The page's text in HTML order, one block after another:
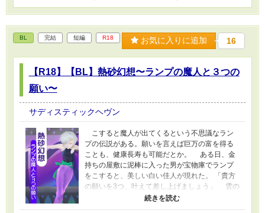
BL 完結 短編 R18 お気に入りに追加 16
【R18】【BL】熱砂幻想〜ランプの魔人と３つの
願い〜
サディスティックヘヴン
こすると魔人が出てくるという不思議なラン
プの伝説がある。願いを言えば巨万の富を得る
ことも、健康長寿も可能だとか。 ある日、金
持ちの屋敷に泥棒に入った男が宝物庫でランプ
をこすると、美しい白い佳人が現れた。 「貴方
の願いを3つ、叶えて差し上げましょう」 雲の
ようにフワフワ浮く、女と見紛うほどの美しい